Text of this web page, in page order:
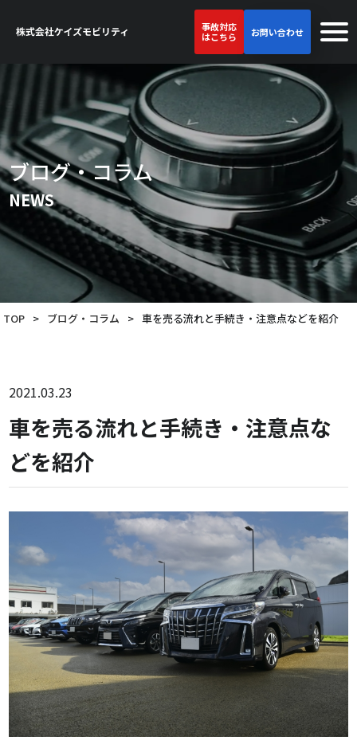
事故対応
はこちら
お問い合わせ
ブログ・コラム
NEWS
TOP > ブログ・コラム > 車を売る流れと手続き・注意点などを紹介
2021.03.23
車を売る流れと手続き・注意点な
どを紹介